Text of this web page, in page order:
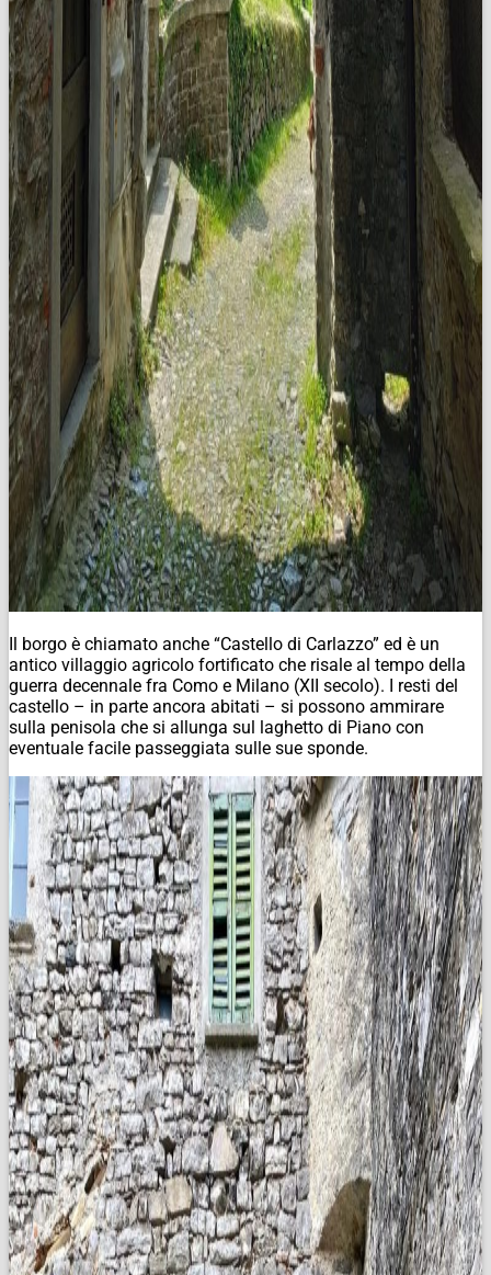
Il borgo è chiamato anche “Castello di Carlazzo” ed è un
antico villaggio agricolo fortificato che risale al tempo della
guerra decennale fra Como e Milano (XII secolo). I resti del
castello – in parte ancora abitati – si possono ammirare
sulla penisola che si allunga sul laghetto di Piano con
eventuale facile passeggiata sulle sue sponde.